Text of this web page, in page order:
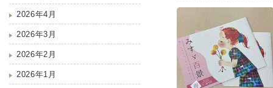
2026年4月
2026年3月
2026年2月
2026年1月